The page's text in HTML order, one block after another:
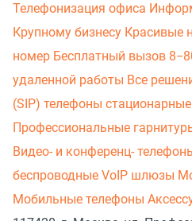
Телефонизация офиса
Крупному бизнесу Красивые
номер Бесплатный вызов
удаленной работы Все
(SIP) телефоны стационарные
Профессиональные
Видео- и конференц-
беспроводные VoIP шлюзы
Мобильные телефоны